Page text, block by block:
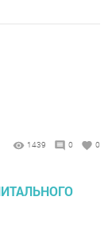
1439 0 0